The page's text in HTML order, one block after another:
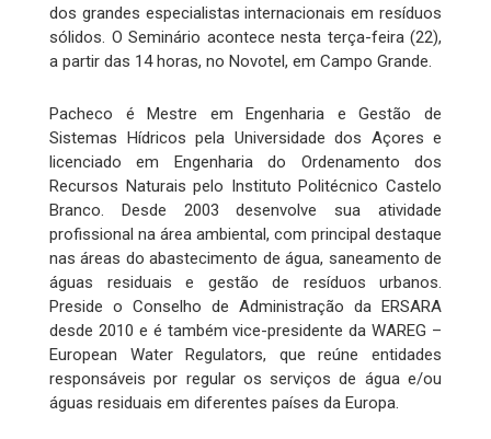
dos grandes especialistas internacionais em resíduos
sólidos. O Seminário acontece nesta terça-feira (22),
a partir das 14 horas, no Novotel, em Campo Grande.
Pacheco é Mestre em Engenharia e Gestão de
Sistemas Hídricos pela Universidade dos Açores e
licenciado em Engenharia do Ordenamento dos
Recursos Naturais pelo Instituto Politécnico Castelo
Branco. Desde 2003 desenvolve sua atividade
profissional na área ambiental, com principal destaque
nas áreas do abastecimento de água, saneamento de
águas residuais e gestão de resíduos urbanos.
Preside o Conselho de Administração da ERSARA
desde 2010 e é também vice-presidente da WAREG –
European Water Regulators, que reúne entidades
responsáveis por regular os serviços de água e/ou
águas residuais em diferentes países da Europa.